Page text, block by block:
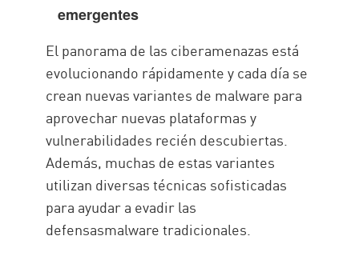
emergentes
El panorama de las ciberamenazas está
evolucionando rápidamente y cada día se
crean nuevas variantes de malware para
aprovechar nuevas plataformas y
vulnerabilidades recién descubiertas.
Además, muchas de estas variantes
utilizan diversas técnicas sofisticadas
para ayudar a evadir las
defensasmalware tradicionales.